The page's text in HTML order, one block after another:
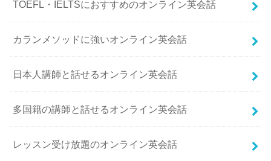
TOEFL・IELTSにおすすめのオンライン英会話
カランメソッドに強いオンライン英会話
日本人講師と話せるオンライン英会話
多国籍の講師と話せるオンライン英会話
レッスン受け放題のオンライン英会話